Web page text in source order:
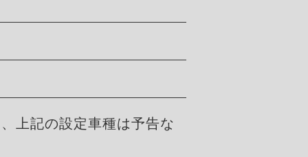
上記の設定車種は予告な